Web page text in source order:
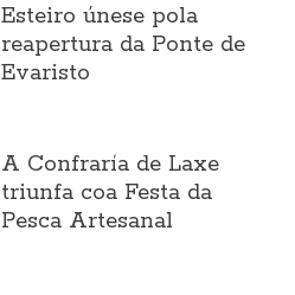
Esteiro únese pola
reapertura da Ponte de
Evaristo
A Confraría de Laxe
triunfa coa Festa da
Pesca Artesanal